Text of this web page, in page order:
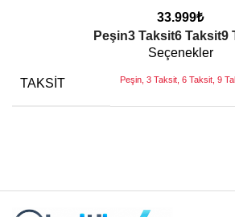
33.999₺
Peşin3 Taksit6 Taksit9
Seçenekler
TAKSIT Peşin, 3 Taksit, 6 Taksit, 9